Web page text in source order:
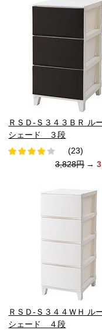
ＲＳＤ-Ｓ３４３ＢＲ ル
シェード ３段
(23)
3,828円 →
ＲＳＤ-Ｓ３４４ＷＨ ル
シェード ４段